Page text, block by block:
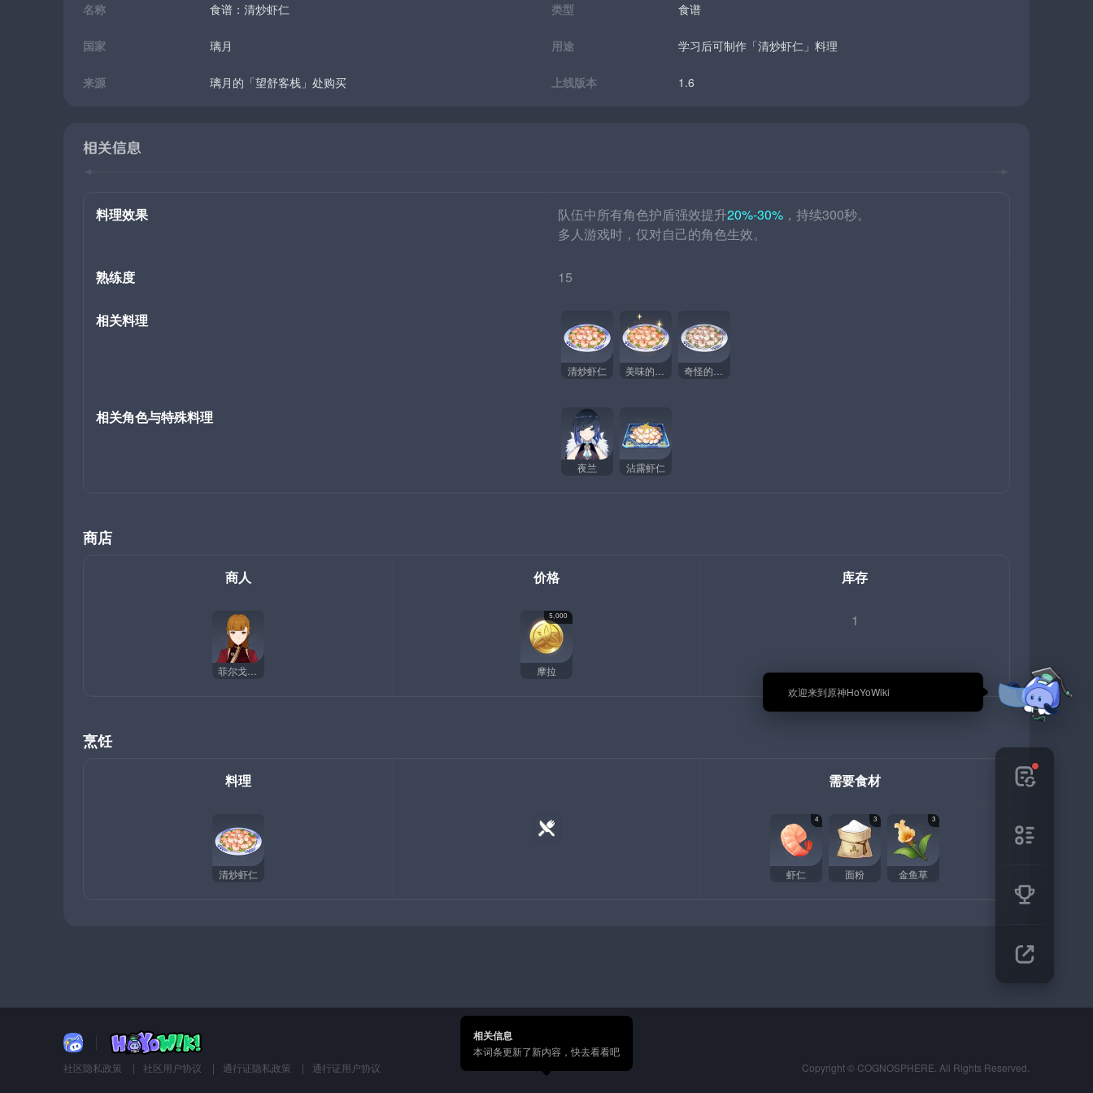
🎉 欢迎来到原神HoYoWiki
名称 食谱：清炒虾仁 类型 食谱
国家 璃月 用途 学习后可制作「清炒虾仁」料理
来源 璃月的「望舒客栈」处购买 上线版本 1.6
相关信息
料理效果 队伍中所有角色护盾强效提升20%-30% ，持续300秒。
多人游戏时，仅对自己的角色生效。
熟练度 15
相关料理
清炒虾仁
相关角色与特殊料理
夜兰 沾露虾仁
商店
商人 价格 库存
菲尔戈黛特
5,000
摩拉
1
烹饪
料理 需要食材
清炒虾仁
4
虾仁
3
面粉
3
金鱼草
社区隐私政策 社区用户协议 通行证隐私政策 通行证用户协议 Copyright © COGNOSPHERE. All Rights Reserved.
相关信息
本词条更新了新内容，快去看看吧